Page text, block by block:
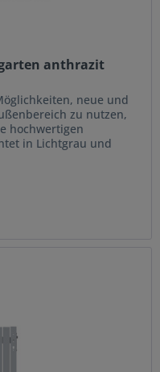
anthrazit
neue und
zu nutzen,
hochwertigen
in Lichtgrau und